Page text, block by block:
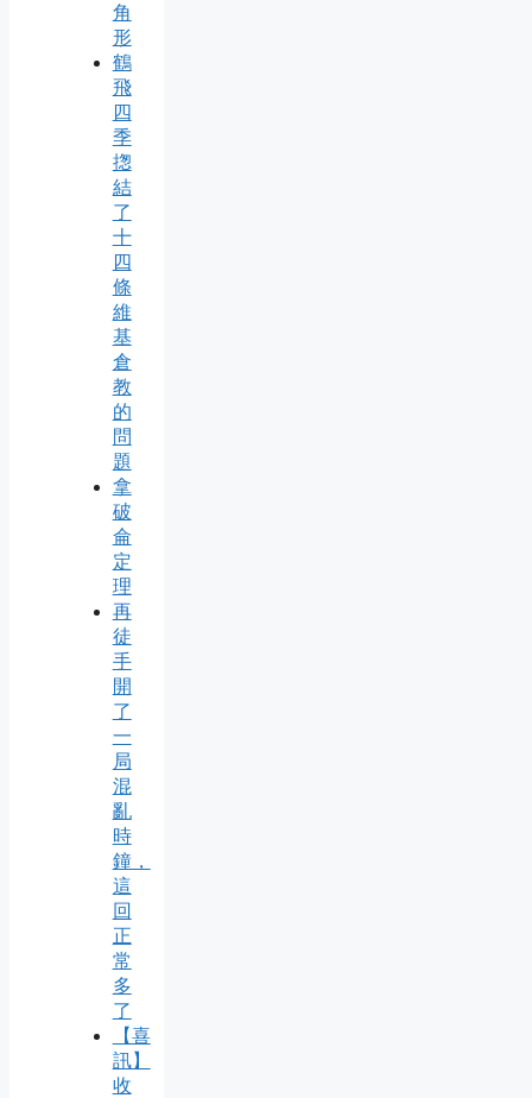
角
形
鶴
飛
四
季
揔
結
了
十
四
條
維
基
倉
教
的
問
題
拿
破
侖
定
理
再
徒
手
開
了
一
局
混
亂
時
鐘，
這
回
正
常
多
了
【喜
訊】
收